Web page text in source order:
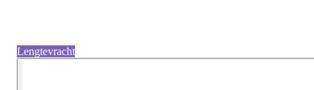
Lengtevracht